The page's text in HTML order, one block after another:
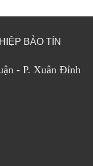
BẢO TÍN
- P. Xuân Đỉnh